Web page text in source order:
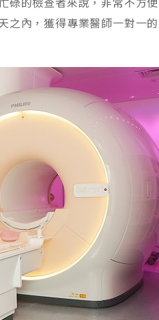
碌的檢查者來說，非常不方
之內，獲得專業醫師一對一